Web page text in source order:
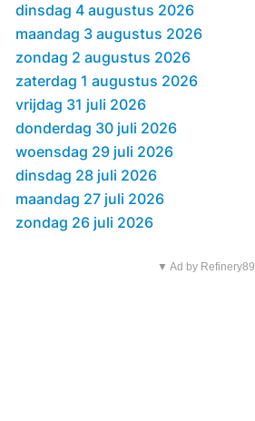
dinsdag 4 augustus 2026
maandag 3 augustus 2026
zondag 2 augustus 2026
zaterdag 1 augustus 2026
vrijdag 31 juli 2026
donderdag 30 juli 2026
woensdag 29 juli 2026
dinsdag 28 juli 2026
maandag 27 juli 2026
zondag 26 juli 2026
▼ Ad by Refinery89